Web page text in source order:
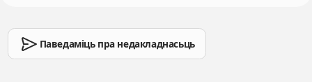
Паведаміць пра недакладнасьць